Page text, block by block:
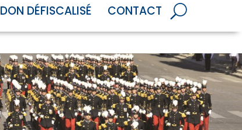
DON DÉFISCALISÉ CONTACT